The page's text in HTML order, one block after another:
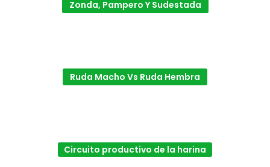
Zonda, Pampero Y Sudestada
Ruda Macho Vs Ruda Hembra
Circuito productivo de la harina